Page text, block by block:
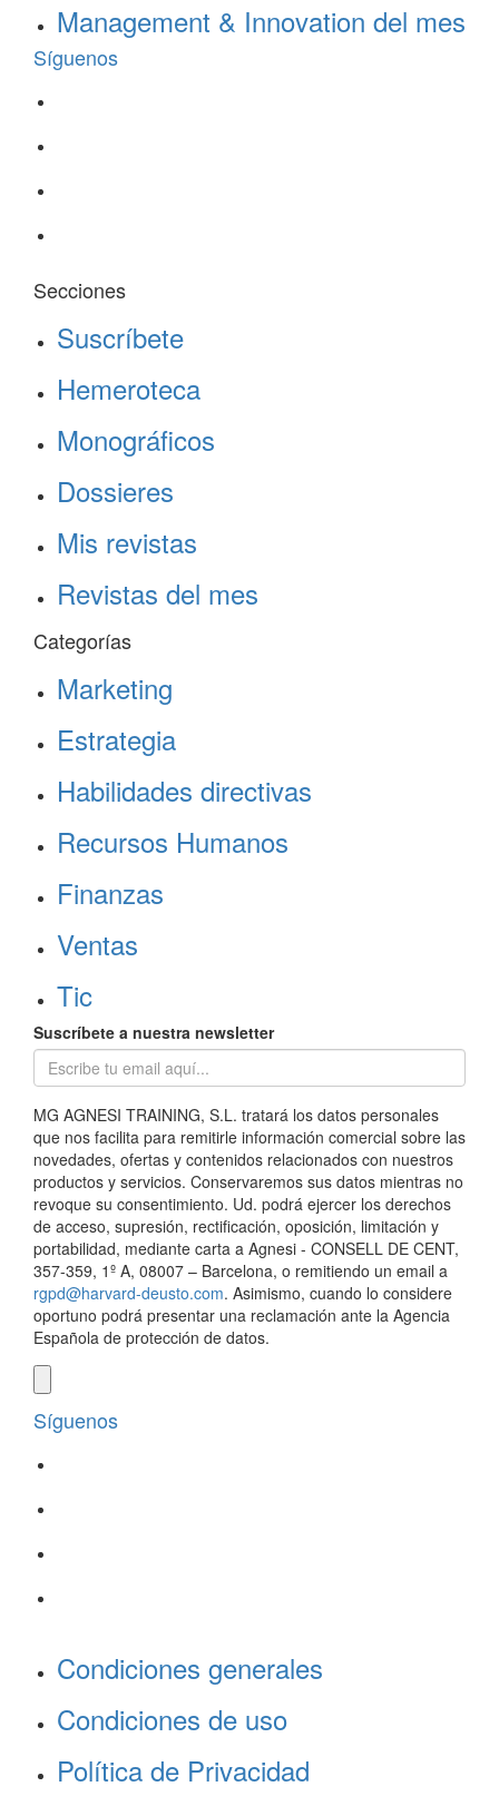
Management & Innovation del mes
Síguenos
Secciones
Suscríbete
Hemeroteca
Monográficos
Dossieres
Mis revistas
Revistas del mes
Categorías
Marketing
Estrategia
Habilidades directivas
Recursos Humanos
Finanzas
Ventas
Tic
Suscríbete a nuestra newsletter
MG AGNESI TRAINING, S.L. tratará los datos personales
que nos facilita para remitirle información comercial sobre las
novedades, ofertas y contenidos relacionados con nuestros
productos y servicios. Conservaremos sus datos mientras no
revoque su consentimiento. Ud. podrá ejercer los derechos
de acceso, supresión, rectificación, oposición, limitación y
portabilidad, mediante carta a Agnesi - CONSELL DE CENT,
357-359, 1º A, 08007 – Barcelona, o remitiendo un email a
rgpd@harvard-deusto.com. Asimismo, cuando lo considere
oportuno podrá presentar una reclamación ante la Agencia
Española de protección de datos.
Síguenos
Condiciones generales
Condiciones de uso
Política de Privacidad